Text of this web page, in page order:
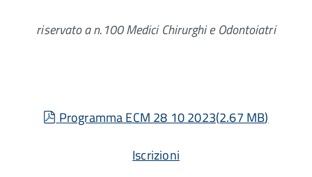
riservato a n.100 Medici Chirurghi e Odontoiatri
pdf
Programma ECM 28 10 2023(2.67 MB)
Iscrizioni